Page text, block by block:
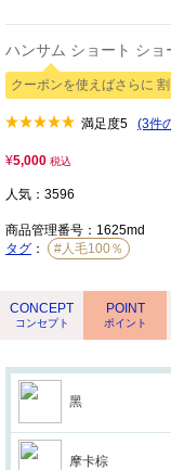
ハンサム ショート ショ
クーポンを使えばさらに 割
満足度5 (3件
¥5,000 税込
人気：3596
商品管理番号： 1625md
タグ ： #人毛100％
CONCEPT
コンセプト
POINT
ポイント
黑
摩卡棕